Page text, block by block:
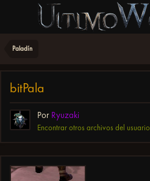
Paladín
bitPala
Por Ryuzaki
Encontrar otros archivos del usuario